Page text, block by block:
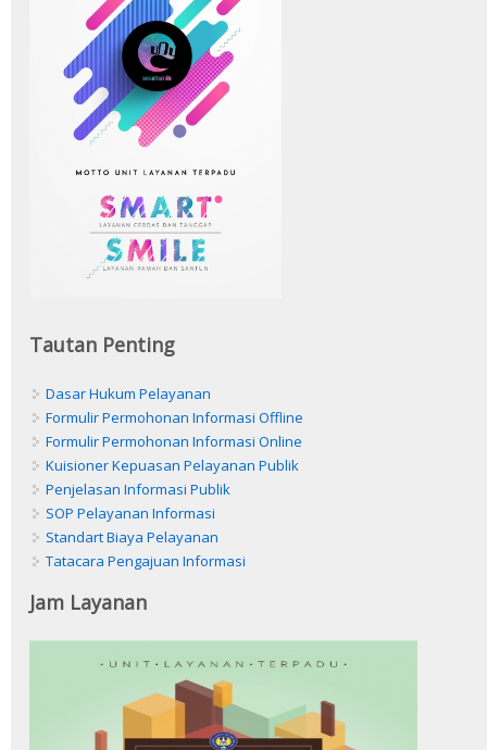
Tautan Penting
Dasar Hukum Pelayanan
Formulir Permohonan Informasi Offline
Formulir Permohonan Informasi Online
Kuisioner Kepuasan Pelayanan Publik
Penjelasan Informasi Publik
SOP Pelayanan Informasi
Standart Biaya Pelayanan
Tatacara Pengajuan Informasi
Jam Layanan